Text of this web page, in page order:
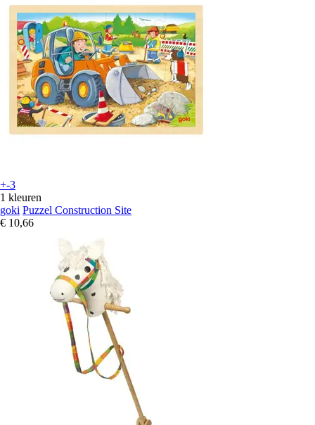
+-3
1 kleuren
goki Puzzel Construction Site
€ 10,66